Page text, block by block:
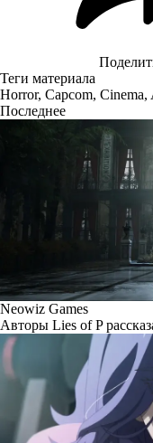
Теги материала
Horror, Capcom, Cinema,
Последнее
Neowiz Games
Авторы Lies of P